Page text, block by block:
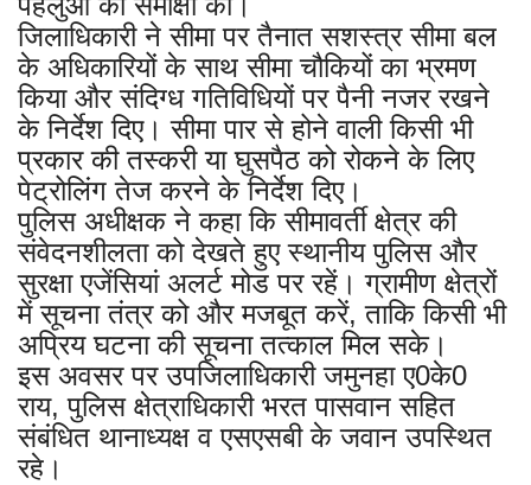
जिलाधिकारी ने सीमा पर तैनात सशस्त्र सीमा बल
के अधिकारियों के साथ सीमा चौकियों का भ्रमण
किया और संदिग्ध गतिविधियों पर पैनी नजर रखने
के निर्देश दिए। सीमा पार से होने वाली किसी भी
प्रकार की तस्करी या घुसपैठ को रोकने के लिए
पेट्रोलिंग तेज करने के निर्देश दिए।
पुलिस अधीक्षक ने कहा कि सीमावर्ती क्षेत्र की
संवेदनशीलता को देखते हुए स्थानीय पुलिस और
सुरक्षा एजेंसियां अलर्ट मोड पर रहें। ग्रामीण क्षेत्रों
में सूचना तंत्र को और मजबूत करें, ताकि किसी भी
अप्रिय घटना की सूचना तत्काल मिल सके।
इस अवसर पर उपजिलाधिकारी जमुनहा ए0के0
राय, पुलिस क्षेत्राधिकारी भरत पासवान सहित
संबंधित थानाध्यक्ष व एसएसबी के जवान उपस्थित
रहे।